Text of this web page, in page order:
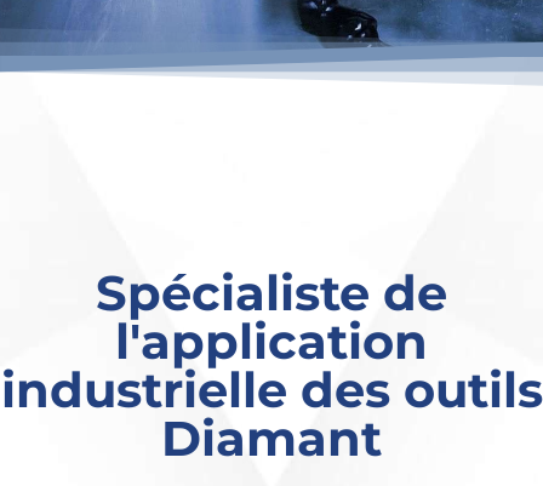
Spécialiste de
l'application
industrielle des outils
Diamant